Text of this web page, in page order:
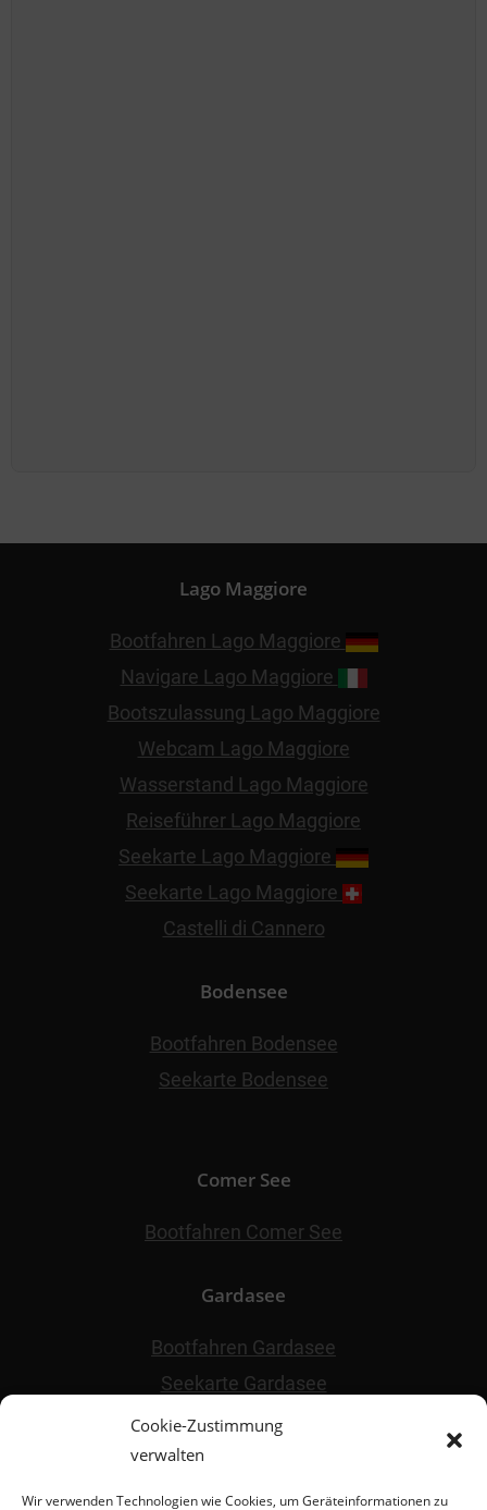
Cookie-Zustimmung
verwalten
Wir verwenden Technologien wie Cookies, um Geräteinformationen zu
Lago Maggiore
Bootfahren Lago Maggiore
Navigare Lago Maggiore
Bootszulassung Lago Maggiore
Webcam Lago Maggiore
Wasserstand Lago Maggiore
Reiseführer Lago Maggiore
Seekarte Lago Maggiore
Seekarte Lago Maggiore
Castelli di Cannero
Bodensee
Bootfahren Bodensee
Seekarte Bodensee
Comer See
Bootfahren Comer See
Gardasee
Bootfahren Gardasee
Seekarte Gardasee
Sonstiges